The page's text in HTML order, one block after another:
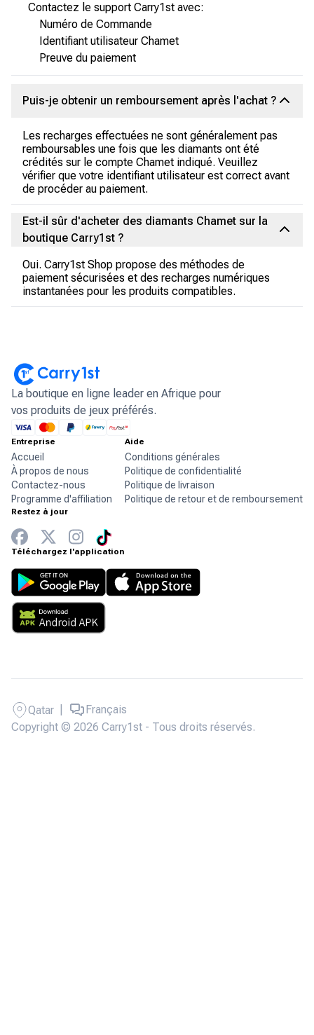
Contactez le support Carry1st avec:
Numéro de Commande
Identifiant utilisateur Chamet
Preuve du paiement
Puis-je obtenir un remboursement après l'achat ?
Les recharges effectuées ne sont généralement pas
remboursables une fois que les diamants ont été
crédités sur le compte Chamet indiqué. Veuillez
vérifier que votre identifiant utilisateur est correct avant
de procéder au paiement.
Est-il sûr d'acheter des diamants Chamet sur la
boutique Carry1st ?
Oui. Carry1st Shop propose des méthodes de
paiement sécurisées et des recharges numériques
instantanées pour les produits compatibles.
La boutique en ligne leader en Afrique pour
vos produits de jeux préférés.
Entreprise
Accueil
À propos de nous
Contactez-nous
Programme d'affiliation
Aide
Conditions générales
Politique de confidentialité
Politique de livraison
Politique de retour et de remboursement
Restez à jour
Téléchargez l'application
Copyright © 2026 Carry1st - Tous droits réservés.
Qatar Français